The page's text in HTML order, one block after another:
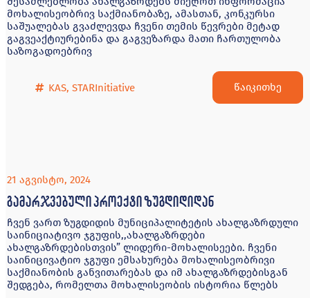
მოხალისეობრივ საქმიანობაზე, ამასთან, კონკურსი
საშუალებას გვაძლევდა ჩვენი თემის წევრები მეტად
გაგვეაქტიურებინა და გაგვეზარდა მათი ჩართულობა
საზოგადოებრივ
KAS, STARInitiative წაიკითხე
21 აგვისტო, 2024
გამარჯვებული პროექტი ზუგდიდიდან
ჩვენ ვართ ზუგდიდის მუნიციპალიტეტის ახალგაზრდული
საინიციატივო ჯგუფის,,ახალგაზრდები
ახალგაზრდებისთვის” ლიდერი-მოხალისეები. ჩვენი
საინიცივატიო ჯგუფი ემსახურება მოხალისეობრივი
საქმიანობის განვითარებას და იმ ახალგაზრდებისგან
შედგება, რომელთა მოხალისეობის ისტორია წლებს